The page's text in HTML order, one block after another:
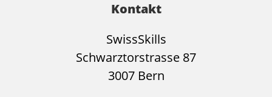
Kontakt
SwissSkills
Schwarztorstrasse 87
3007 Bern